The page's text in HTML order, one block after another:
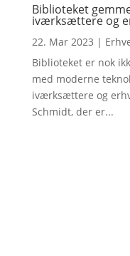
Biblioteket
iværksættere og
22. Mar 2023 |
Biblioteket er nok
med moderne
iværksættere og
Schmidt, der er...